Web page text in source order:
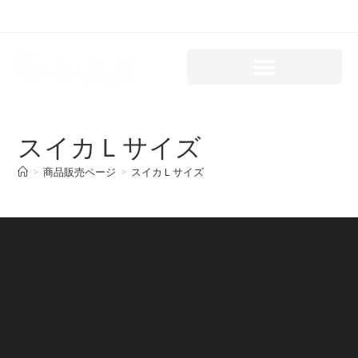
スイカＬサイズ
> 商品販売ページ > スイカＬサイズ